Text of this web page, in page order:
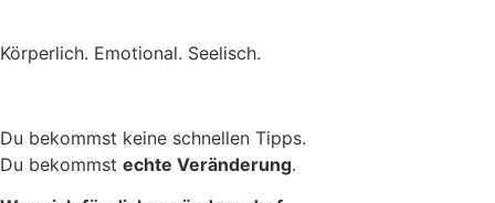
Körperlich. Emotional. Seelisch.
Du bekommst keine schnellen Tipps.
Du bekommst echte Veränderung.